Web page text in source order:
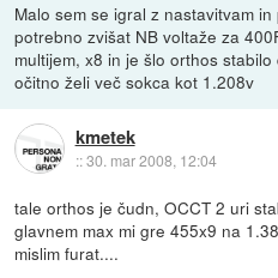
Malo sem se igral z nastavitvam
potrebno zvišat NB voltaže za
multijem, x8 in je šlo orthos
očitno želi več sokca kot 1.208v
kmetek
::30. mar 2008, 12:04
tale orthos je čudn, OCCT 2 uri
glavnem max mi gre 455x9 na
mislim furat....